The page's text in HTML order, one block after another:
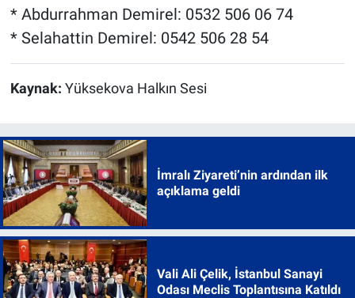
* Abdurrahman Demirel: 0532 506 06 74
* Selahattin Demirel: 0542 506 28 54
Kaynak: Yüksekova Halkın Sesi
İmralı Ziyareti’nin ardından ilk
açıklama geldi
Vali Ali Çelik, İstanbul Sanayi
Odası Meclis Toplantısına Katıldı